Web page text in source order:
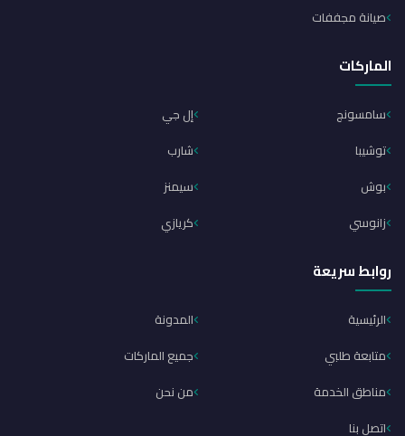
صيانة مجففات
الماركات
سامسونج
إل جي
توشيبا
شارب
بوش
سيمنز
زانوسي
كريازي
روابط سريعة
الرئيسية
المدونة
متابعة طلبي
جميع الماركات
مناطق الخدمة
من نحن
اتصل بنا